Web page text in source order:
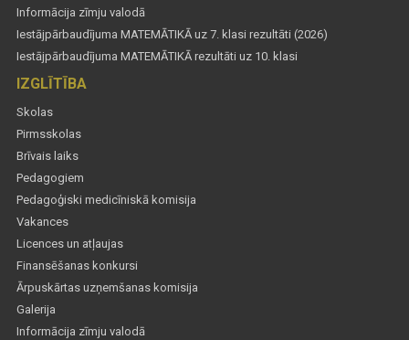
Informācija zīmju valodā
Iestājpārbaudījuma MATEMĀTIKĀ uz 7. klasi rezultāti (2026)
Iestājpārbaudījuma MATEMĀTIKĀ rezultāti uz 10. klasi
IZGLĪTĪBA
Skolas
Pirmsskolas
Brīvais laiks
Pedagogiem
Pedagoģiski medicīniskā komisija
Vakances
Licences un atļaujas
Finansēšanas konkursi
Ārpuskārtas uzņemšanas komisija
Galerija
Informācija zīmju valodā